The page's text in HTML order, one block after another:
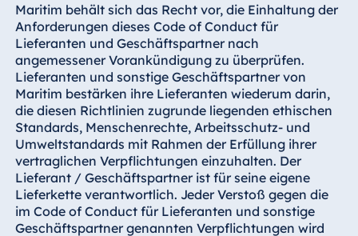
verpflichtet, über diese Stillschweigen zu
bewahren.
Diese Informationen können sich unter
anderem auf Geschäftsstrategien,
Informationen über Lieferanten,
Personalbelange, Verfahren und Methoden
beziehen. Geschützte, vertrauliche und
sensible Informationen über Maritim und
über Angestellte von Maritim sind diskret zu
behandeln und dürfen nur an Personen
weitergegeben werden, die sie aufgrund ihrer
Tätigkeit kennen müssen.
Maritim behält sich das Recht vor, die Einhaltung der
Anforderungen dieses Code of Conduct für
Lieferanten und Geschäftspartner nach
angemessener Vorankündigung zu überprüfen.
Lieferanten und sonstige Geschäftspartner von
Maritim bestärken ihre Lieferanten wiederum darin,
die diesen Richtlinien zugrunde liegenden ethischen
Standards, Menschenrechte, Arbeitsschutz- und
Umweltstandards mit Rahmen der Erfüllung ihrer
vertraglichen Verpflichtungen einzuhalten. Der
Lieferant / Geschäftspartner ist für seine eigene
Lieferkette verantwortlich. Jeder Verstoß gegen die
im Code of Conduct für Lieferanten und sonstige
Geschäftspartner genannten Verpflichtungen wird